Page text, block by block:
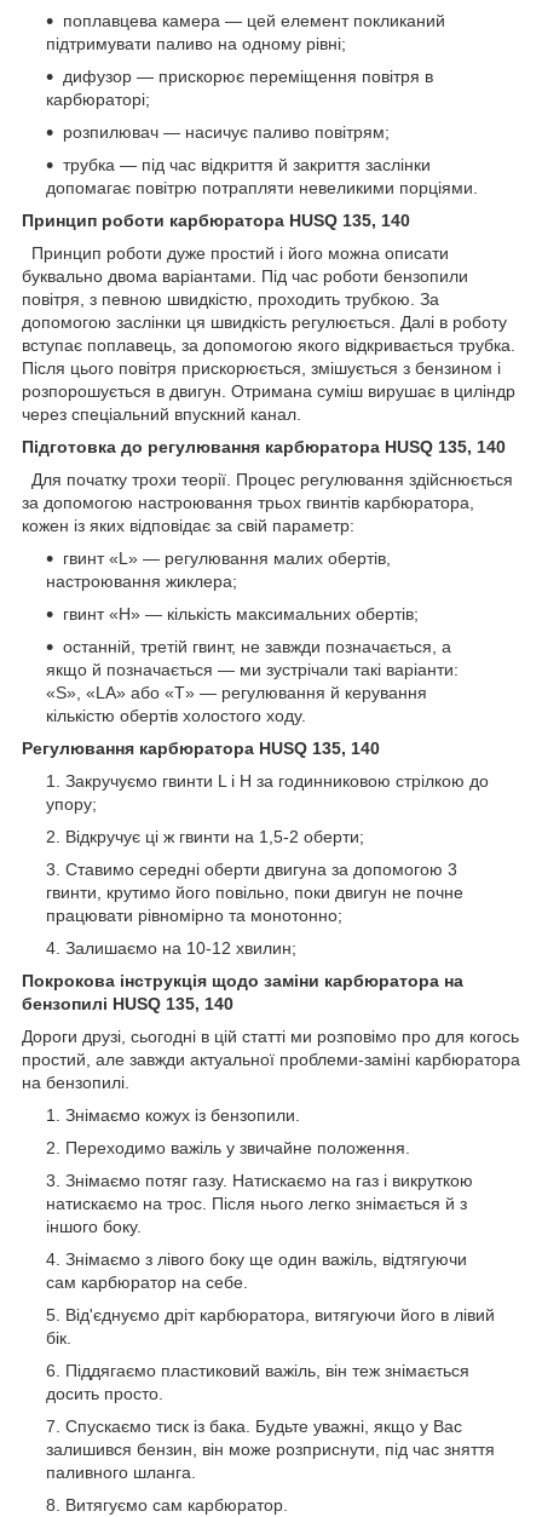
поплавцева камера — цей елемент покликаний
підтримувати паливо на одному рівні;
дифузор — прискорює переміщення повітря в
карбюраторі;
розпилювач — насичує паливо повітрям;
трубка — під час відкриття й закриття заслінки
допомагає повітрю потрапляти невеликими порціями.
Принцип роботи карбюратора HUSQ 135, 140
Принцип роботи дуже простий і його можна описати
буквально двома варіантами. Під час роботи бензопили
повітря, з певною швидкістю, проходить трубкою. За
допомогою заслінки ця швидкість регулюється. Далі в роботу
вступає поплавець, за допомогою якого відкривається трубка.
Після цього повітря прискорюється, змішується з бензином і
розпорошується в двигун. Отримана суміш вирушає в циліндр
через спеціальний впускний канал.
Підготовка до регулювання карбюратора HUSQ 135, 140
Для початку трохи теорії. Процес регулювання здійснюється
за допомогою настроювання трьох гвинтів карбюратора,
кожен із яких відповідає за свій параметр:
гвинт «L» — регулювання малих обертів,
настроювання жиклера;
гвинт «H» — кількість максимальних обертів;
останній, третій гвинт, не завжди позначається, а
якщо й позначається — ми зустрічали такі варіанти:
«S», «LA» або «T» — регулювання й керування
кількістю обертів холостого ходу.
Регулювання карбюратора HUSQ 135, 140
Закручуємо гвинти L і H за годинниковою стрілкою до
упору;
Відкручує ці ж гвинти на 1,5-2 оберти;
Ставимо середні оберти двигуна за допомогою 3
гвинти, крутимо його повільно, поки двигун не почне
працювати рівномірно та монотонно;
Залишаємо на 10-12 хвилин;
Покрокова інструкція щодо заміни карбюратора на
бензопилі HUSQ 135, 140
Дороги друзі, сьогодні в цій статті ми розповімо про для когось
простий, але завжди актуальної проблеми-заміні карбюратора
на бензопилі.
Знімаємо кожух із бензопили.
Переходимо важіль у звичайне положення.
Знімаємо потяг газу. Натискаємо на газ і викруткою
натискаємо на трос. Після нього легко знімається й з
іншого боку.
Знімаємо з лівого боку ще один важіль, відтягуючи
сам карбюратор на себе.
Від'єднуємо дріт карбюратора, витягуючи його в лівий
бік.
Піддягаємо пластиковий важіль, він теж знімається
досить просто.
Спускаємо тиск із бака. Будьте уважні, якщо у Вас
залишився бензин, він може розприснути, під час зняття
паливного шланга.
Витягуємо сам карбюратор.